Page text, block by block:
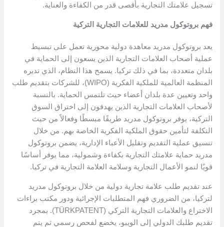
تسجيل علامتك التجارية بأقصى قدر من الكفاءة والعناية.
فهم بروتوكول مدريد للعلامات التجارية التركية
يعد بروتوكول مدريد معاهدة دولية محورية تعمل على تبسيط
عملية أصحاب العلامات التجارية الذين يسعون إلى الحماية في
بلدان متعددة، بما في ذلك تركيا. يسمح هذا النظام، الذي تديره
المنظمة العالمية للملكية الفكرية (WIPO)، للشركات بتقديم طلب
واحد وتعيين عدة بلدان أعضاء حيث تلتمس الحماية. بالنسبة
لأصحاب العلامات التجارية الذين يهدفون إلى اختراق السوق
التركية، يوفر بروتوكول مدريد طريقًا مبسطًا وفعالاً من حيث
التكلفة لتأمين حقوق الملكية الفكرية الخاصة بهم. من خلال
تنسيق عملية التقديم وتقليل الأعباء الإدارية، يضمن بروتوكول
مدريد حماية علامتك التجارية بكفاءة وشمولية، مما يوفر أساسًا
قويًا لنمو الأعمال التجارية وسلامة العلامة التجارية في تركيا.
عند تقديم طلب علامة تجارية دولية من خلال بروتوكول مدريد
لتركيا، من الضروري فهم المتطلبات الإجرائية ودور مكتب براءات
الاختراع والعلامات التجارية التركي (TÜRKPATENT). بمجرد
تقديم طلبك الدولي إلى الويبو، يخضع لفحص رسمي ثم يتم